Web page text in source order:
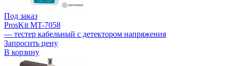
Под заказ
ProsKit MT-7058
— тестер кабельный с детектором напряжения
Запросить цену
В корзину